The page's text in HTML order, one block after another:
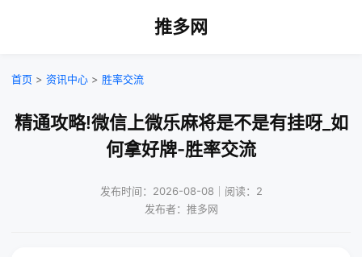
推多网
首页 > 资讯中心 > 胜率交流
精通攻略!微信上微乐麻将是不是有挂呀_如
何拿好牌-胜率交流
发布时间：2026-08-08｜阅读：2
发布者：推多网